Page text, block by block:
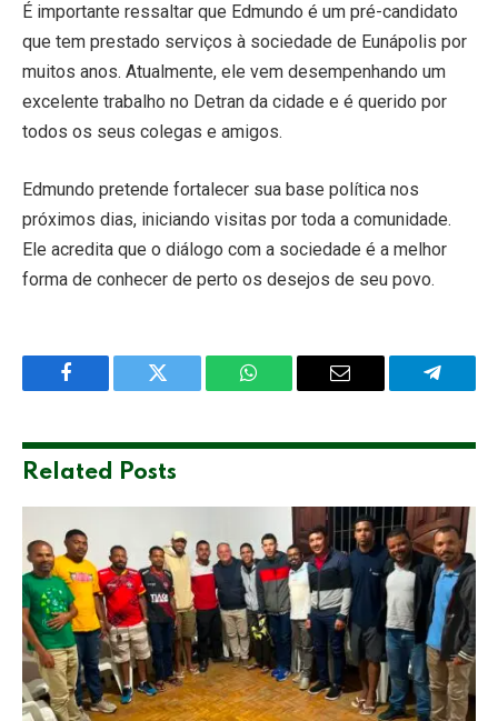
É importante ressaltar que Edmundo é um pré-candidato
que tem prestado serviços à sociedade de Eunápolis por
muitos anos. Atualmente, ele vem desempenhando um
excelente trabalho no Detran da cidade e é querido por
todos os seus colegas e amigos.
Edmundo pretende fortalecer sua base política nos
próximos dias, iniciando visitas por toda a comunidade.
Ele acredita que o diálogo com a sociedade é a melhor
forma de conhecer de perto os desejos de seu povo.
Facebook Twitter WhatsApp Email
Related Posts